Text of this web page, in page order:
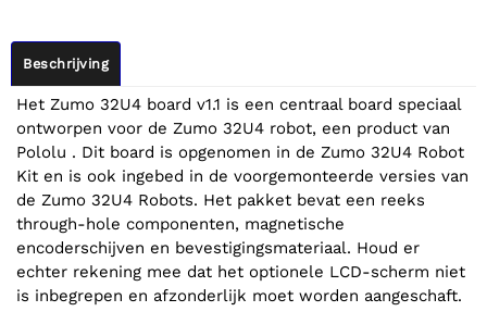
Beschrijving
Het Zumo 32U4 board v1.1 is een centraal board speciaal
ontworpen voor de Zumo 32U4 robot, een product van
Pololu . Dit board is opgenomen in de Zumo 32U4 Robot
Kit en is ook ingebed in de voorgemonteerde versies van
de Zumo 32U4 Robots. Het pakket bevat een reeks
through-hole componenten, magnetische
encoderschijven en bevestigingsmateriaal. Houd er
echter rekening mee dat het optionele LCD-scherm niet
is inbegrepen en afzonderlijk moet worden aangeschaft.